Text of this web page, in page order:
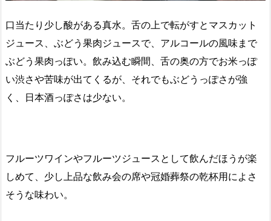
口当たり少し酸がある真水。舌の上で転がすとマスカット
ジュース、ぶどう果肉ジュースで、アルコールの風味まで
ぶどう果肉っぽい。飲み込む瞬間、舌の奥の方でお米っぽ
い渋さや苦味が出てくるが、それでもぶどうっぽさが強
く、日本酒っぽさは少ない。
フルーツワインやフルーツジュースとして飲んだほうが楽
しめて、少し上品な飲み会の席や冠婚葬祭の乾杯用によさ
そうな味わい。